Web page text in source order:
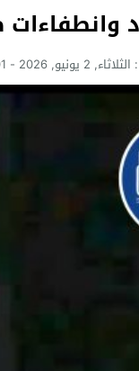
الثلاثاء, 2 يونيو, 2026 - 6:01 مساءً